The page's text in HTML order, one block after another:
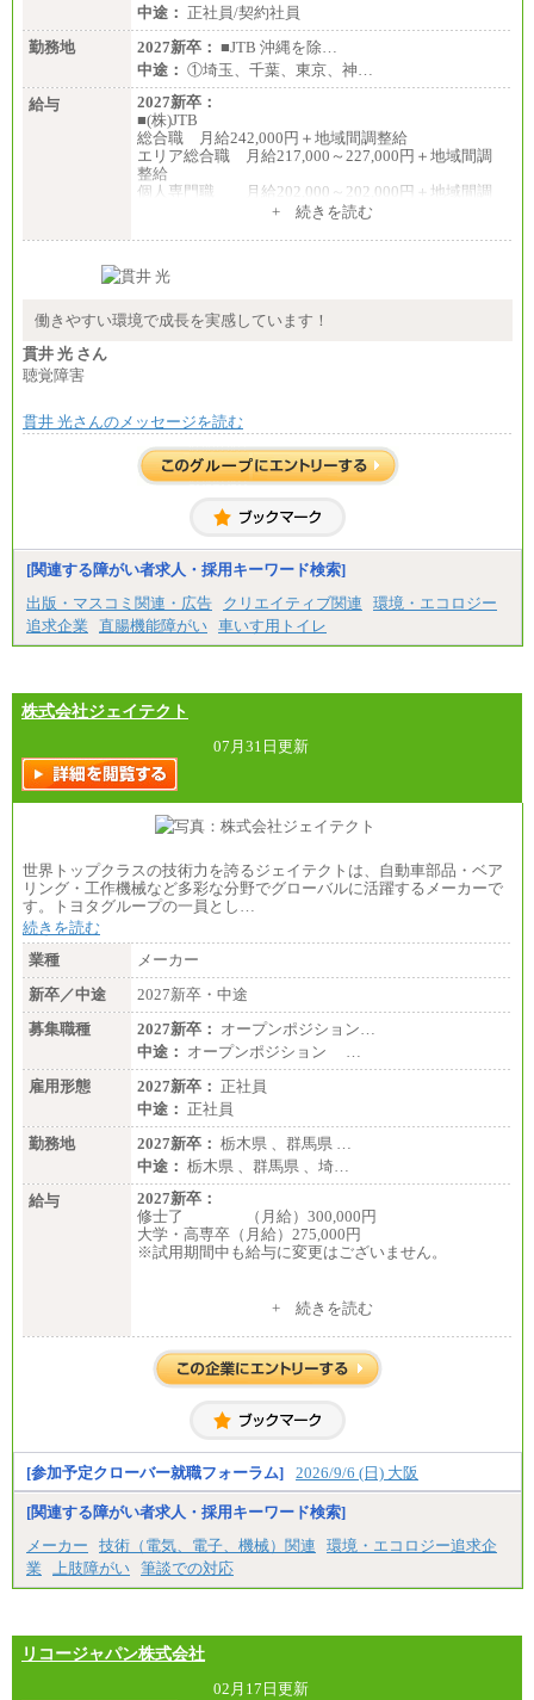
中途： 正社員/契約社員
勤務地
2027新卒： ■JTB 沖縄を除…
中途： ①埼玉、千葉、東京、神…
給与
2027新卒：
■(株)JTB
総合職 月給242,000円＋地域間調整給
エリア総合職 月給217,000～227,000円＋地域間調
整給
個人専門職 月給202,000～202,000円＋地域間調
総合職 月給208,000～235,000円
※詳細はJTBキャリアサイトよりご確認ください。
総合職 月給220,000～230,000円＋地域間調整給
整給
※詳細はJTBキャリアサイトよりご確認ください。
■(株)JTBコミュニケーションデザイン
総合職 月給230,000円
みなし残業手当：20,000円（一律支給）※みなし
残業手当の残業時間は10.43時間。
間に応じて、時間外手当等を支給。
エリアサポート職 月給188,000円
■（株）JTBグローバルマーケティング＆トラベル
訪日事業職 月給202,000～227,000円＋地域間調整
給
※詳細はJTBキャリアサイトよりご確認ください。
■(株)JTBビジネストランスフォーム
総合職 月給205,000～225,000円＋地域間調整給
※詳細はJTBキャリアサイトよりご確認ください。
■(株)JTBデータサービス ※2027年新卒募集終了
※詳細はJTBキャリアサイトよりご確認ください。
■I&Jデジタルイノベーション(株)
総合職 月給224,500～242,600円＋地域手当
※詳細はJTBキャリアサイトよりご確認ください。
＜有期社員コース＞
■(株)JTBビジネストランスフォーム
有期契約職 月給185,000～195,000円
※詳細はJTBキャリアサイトよりご確認ください。
■(株)JTBパブリッシング ※2027年新卒募集終了
総合職 月給241,000円
中途：
①月給227,000円以上
②月給212,000円以上
③月給172,500円以上
④月給23万円～37万円
⑤月給20万円～25万円
⑦月給271,000円以上
⑧～⑮月給200,000円〜月給400,000円
⑯月給185,000円以上
⑰月給237,000円以上
⑱月給212,000円以上
⑲東京：月給202,000 円以上 、京都：月給193,000 円
⑳月給205,000円以上
㉒月給185,000 円以上
㉓月給224,500円以上
※全コース共通※ 能力・経験・勤務地などにより
異なります
※試用期間中も給与に変更はございません。
+ 続きを読む
働きやすい環境で成長を実感しています！
貫井 光 さん
聴覚障害
貫井 光さんのメッセージを読む
[関連する障がい者求人・採用キーワード検索]
出版・マスコミ関連・広告
クリエイティブ関連
環境・エコロジー
追求企業
直腸機能障がい 車いす用トイレ
株式会社ジェイテクト
07月31日更新
世界トップクラスの技術力を誇るジェイテクトは、自動車部品・ベア
リング・工作機械など多彩な分野でグローバルに活躍するメーカーで
す。トヨタグループの一員とし…
続きを読む
業種
メーカー
新卒／中途
2027新卒・中途
募集職種
2027新卒： オープンポジション…
中途： オープンポジション …
雇用形態
2027新卒： 正社員
中途： 正社員
勤務地
2027新卒： 栃木県 、群馬県 …
中途： 栃木県 、群馬県 、埼…
給与
2027新卒：
修士了 （月給）300,000円
大学・高専卒（月給）275,000円
※試用期間中も給与に変更はございません。
大学・高専卒（月給）275,000円
※試用期間中も給与に変更はございません。
+ 続きを読む
[参加予定クローバー就職フォーラム] 2026/9/6 (日) 大阪
[関連する障がい者求人・採用キーワード検索]
メーカー
技術（電気、電子、機械）関連
環境・エコロジー追求企
業
上肢障がい 筆談での対応
リコージャパン株式会社
02月17日更新